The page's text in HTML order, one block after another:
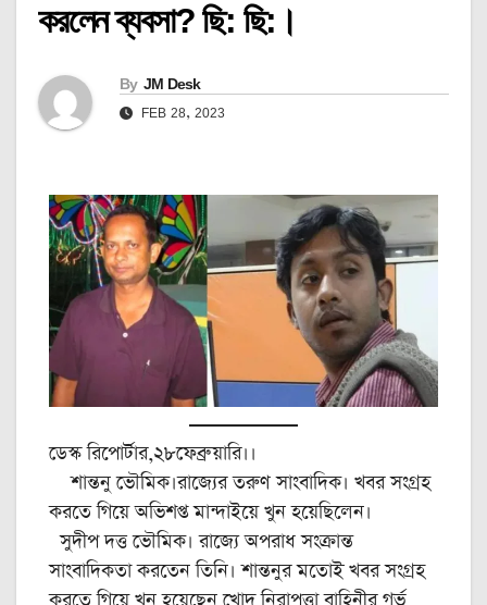
করলেন ব্যবসা? ছি: ছি:।
By JM Desk
FEB 28, 2023
ডেস্ক রিপোর্টার,২৮ফেব্রুয়ারি।।
শান্তনু ভৌমিক।রাজ্যের তরুণ সাংবাদিক। খবর সংগ্রহ
করতে গিয়ে অভিশপ্ত মান্দাইয়ে খুন হয়েছিলেন।
সুদীপ দত্ত ভৌমিক। রাজ্যে অপরাধ সংক্রান্ত
সাংবাদিকতা করতেন তিনি। শান্তনুর মতোই খবর সংগ্রহ